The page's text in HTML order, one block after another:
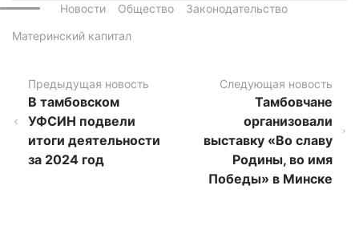
Новости Общество
Законодательство
Материнский капитал
Предыдущая новость
В тамбовском
УФСИН подвели
итоги деятельности
за 2024 год
Следующая новость
Тамбовчане
организовали
выставку «Во славу
Родины, во имя
Победы» в Минске